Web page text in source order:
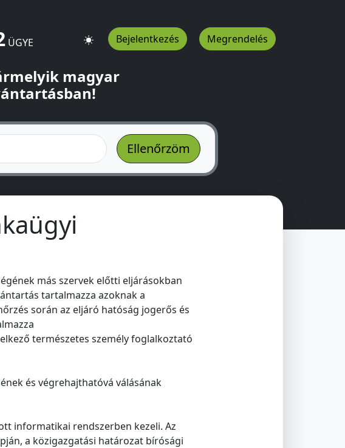
ÜGYE Bejelentkezés Megrendelés
magyar
más szervek előtti eljárásokban
tartalmazza azoknak a
során az eljáró hatóság jogerős és
természetes személy foglalkoztató
és végrehajthatóvá válásának
informatikai rendszerben kezeli. Az
a közigazgatási határozat bírósági